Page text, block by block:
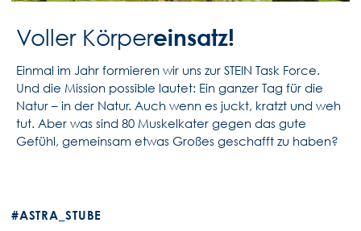
Voller Körpereinsatz!
Einmal im Jahr formieren wir uns zur STEIN Task Force.
Und die Mission possible lautet: Ein ganzer Tag für die
Natur – in der Natur. Auch wenn es juckt, kratzt und weh
tut. Aber was sind 80 Muskelkater gegen das gute
Gefühl, gemeinsam etwas Großes geschafft zu haben?
#ASTRA_STUBE